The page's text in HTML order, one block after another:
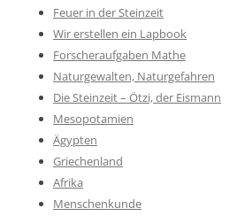
Feuer in der Steinzeit
Wir erstellen ein Lapbook
Forscheraufgaben Mathe
Naturgewalten, Naturgefahren
Die Steinzeit – Ötzi, der Eismann
Mesopotamien
Ägypten
Griechenland
Afrika
Menschenkunde